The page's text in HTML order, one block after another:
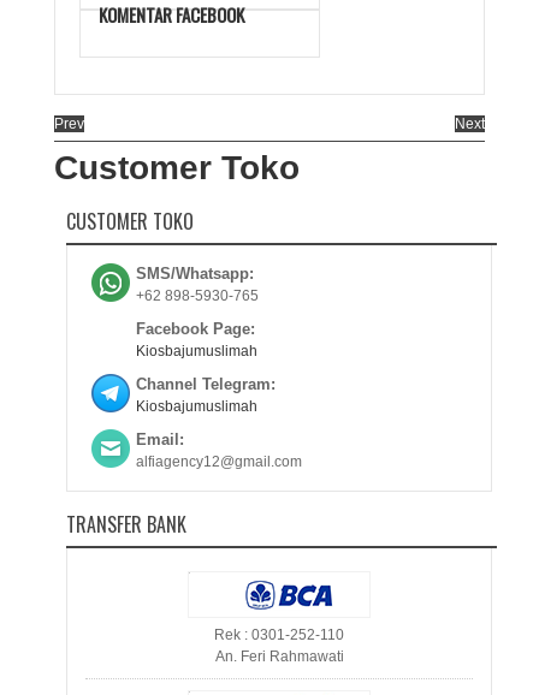
KOMENTAR FACEBOOK
Prev Next
Customer Toko
CUSTOMER TOKO
SMS/Whatsapp:
+62 898-5930-765
Facebook Page:
Kiosbajumuslimah
Channel Telegram:
Kiosbajumuslimah
Email:
alfiagency12@gmail.com
TRANSFER BANK
Rek : 0301-252-110
An. Feri Rahmawati